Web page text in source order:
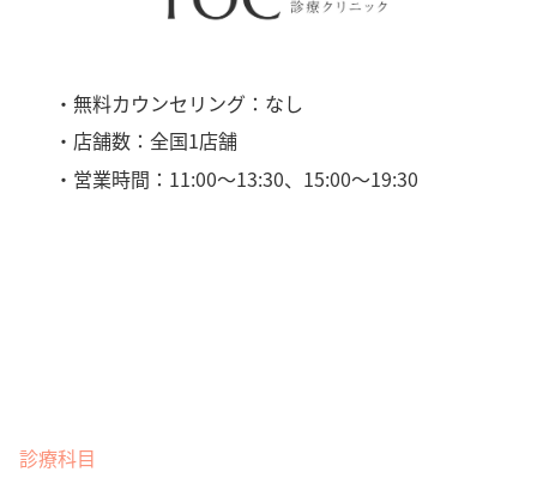
・無料カウンセリング：なし
・店舗数：全国1店舗
・営業時間：11:00〜13:30、15:00〜19:30
診療科目